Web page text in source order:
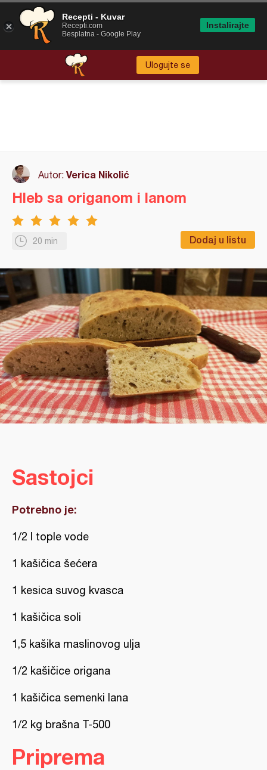
Ulogujte se
Autor: Verica Nikolić
20 min Dodaj u listu
Hleb sa origanom i lanom
Sastojci
Potrebno je:
1/2 l tople vode
1 kašičica šećera
1 kesica suvog kvasca
1 kašičica soli
1,5 kašika maslinovog ulja
1/2 kašičice origana
1 kašičica semenki lana
1/2 kg brašna T-500
Priprema
Recepti - Kuvar
Recepti.com
Besplatna - Google Play
Instalirajte